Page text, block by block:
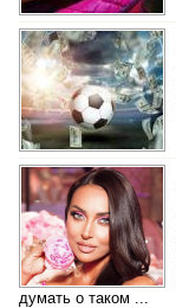
думать о таком ...